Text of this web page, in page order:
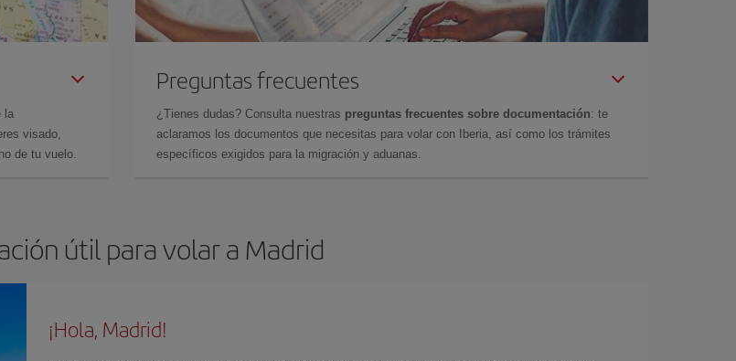
la
visado,
de tu vuelo.
Preguntas frecuentes
¿Tienes dudas? Consulta nuestras preguntas frecuentes sobre documentación: te
aclaramos los documentos que necesitas para volar con Iberia, así como los trámites
específicos exigidos para la migración y aduanas.
útil para volar a Madrid
¡Hola, Madrid!